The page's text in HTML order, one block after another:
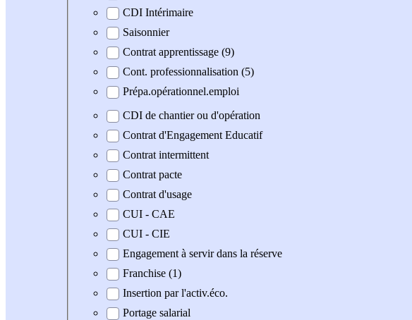
CDI Intérimaire
Saisonnier
Contrat apprentissage (9)
Cont. professionnalisation (5)
Prépa.opérationnel.emploi
CDI de chantier ou d'opération
Contrat d'Engagement Educatif
Contrat intermittent
Contrat pacte
Contrat d'usage
CUI - CAE
CUI - CIE
Engagement à servir dans la réserve
Franchise (1)
Insertion par l'activ.éco.
Portage salarial